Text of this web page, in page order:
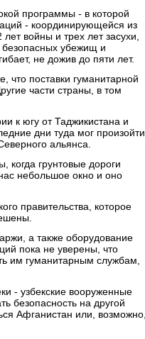
программы - в которой
- координирующейся из
войны и трех лет засухи,
безопасных убежищ и
не дожив до пяти лет.
что поставки гуманитарной
части страны, в том
к югу от Таджикистана и
дни туда мог произойти
альянса.
когда грунтовые дороги
небольшое окно и оно
правительства, которое
а также оборудование
пока не уверены, что
им гуманитарным службам,
- узбекские вооруженные
безопасность на другой
Афганистан или, возможно,